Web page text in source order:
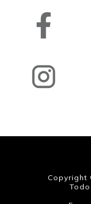
Copyright